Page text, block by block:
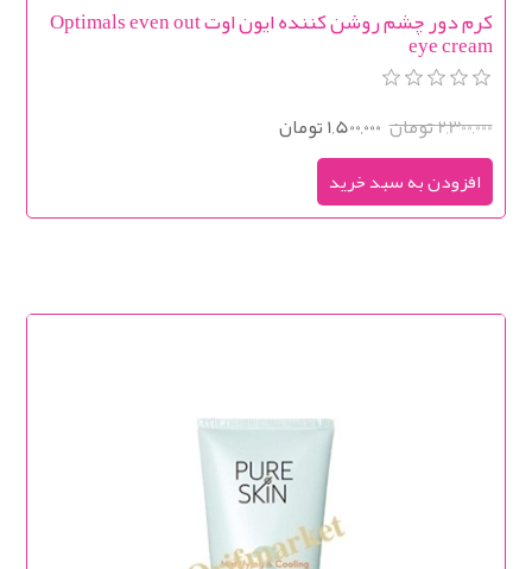
کرم دور چشم روشن کننده ایون اوت Optimals even out
eye cream
2,300,000 تومان 1,500,000 تومان